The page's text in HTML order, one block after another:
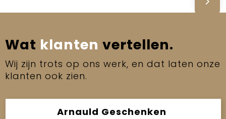
Wat klanten vertellen.
Wij zijn trots op ons werk, en dat laten onze
klanten ook zien.
Arnauld Geschenken